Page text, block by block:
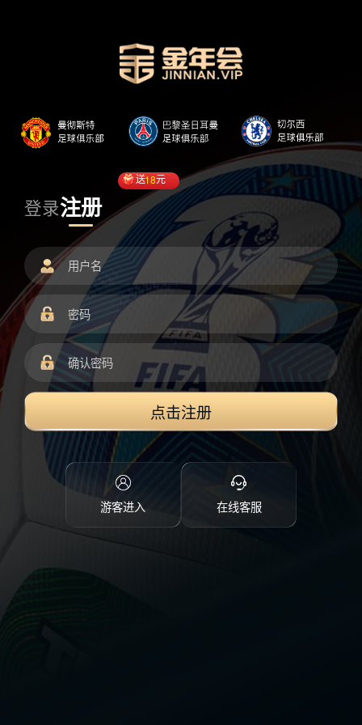
登录注册
送18元
点击注册
游客进入 在线客服